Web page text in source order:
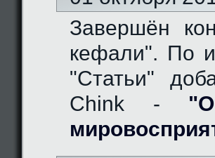
Завершён
кефали". По
"Статьи"
Chink -